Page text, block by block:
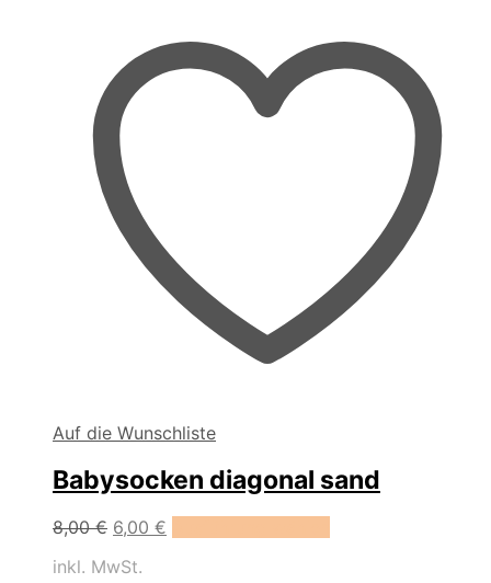
Auf die Wunschliste
Babysocken diagonal sand
8,00€ 6,00 €
inkl. MwSt.